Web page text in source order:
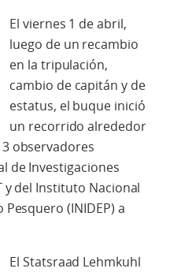
El viernes 1 de abril,
luego de un recambio
en la tripulación,
cambio de capitán y de
estatus, el buque inició
un recorrido alrededor
observadores
de Investigaciones
y del Instituto Nacional
(INIDEP) a
El Statsraad Lehmkuhl